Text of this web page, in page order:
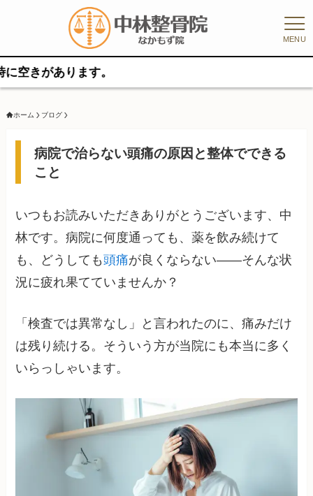
MENU
ります。
ホーム ブログ
病院で治らない頭痛の原因と整体でできる
こと
いつもお読みいただきありがとうございます、中
林です。病院に何度通っても、薬を飲み続けて
も、どうしても頭痛が良くならない——そんな状
況に疲れ果てていませんか？
「検査では異常なし」と言われたのに、痛みだけ
は残り続ける。そういう方が当院にも本当に多く
いらっしゃいます。